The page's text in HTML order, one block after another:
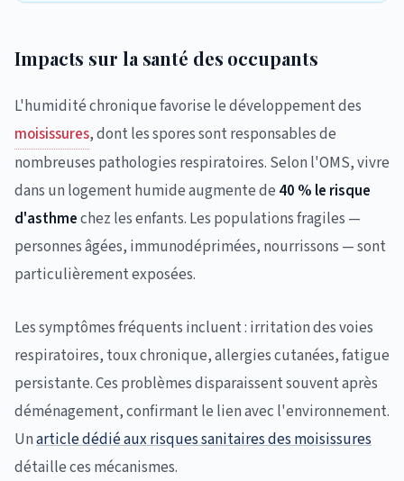
Impacts sur la santé des occupants
L'humidité chronique favorise le développement des
moisissures, dont les spores sont responsables de
nombreuses pathologies respiratoires. Selon l'OMS, vivre
dans un logement humide augmente de 40 % le risque
d'asthmechez les enfants. Les populations fragiles —
personnes âgées, immunodéprimées, nourrissons — sont
particulièrement exposées.
Les symptômes fréquents incluent : irritation des voies
respiratoires, toux chronique, allergies cutanées, fatigue
persistante. Ces problèmes disparaissent souvent après
déménagement, confirmant le lien avec l'environnement.
Unarticle dédié aux risques sanitaires des moisissures
détaille ces mécanismes.